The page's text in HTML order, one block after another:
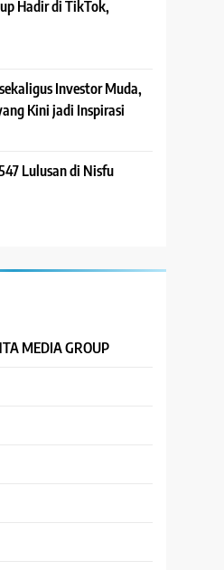
Hadir di TikTok,
Investor Muda,
Kini jadi Inspirasi
Lulusan di Nisfu
MEDIA GROUP